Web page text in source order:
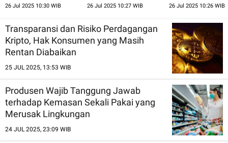
26 Jul 2025 10:30 WIB 26 Jul 2025 10:27 WIB 26 Jul 2025 10:26 WIB
Transparansi dan Risiko Perdagangan
Kripto, Hak Konsumen yang Masih
Rentan Diabaikan
25 JUL 2025, 13:53 WIB
Produsen Wajib Tanggung Jawab
terhadap Kemasan Sekali Pakai yang
Merusak Lingkungan
24 JUL 2025, 23:09 WIB